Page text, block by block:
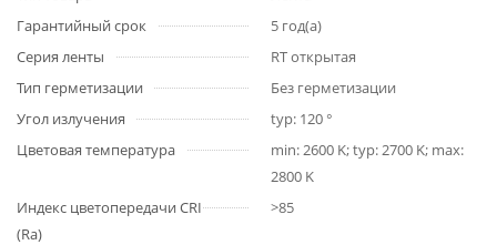
Гарантийный срок
5 год(а)
Серия ленты
RT открытая
Тип герметизации
Без герметизации
Угол излучения
typ: 120 °
Цветовая температура
min: 2600 K; typ: 2700 K; max:
2800 K
Индекс цветопередачи CRI
(Ra)
>85